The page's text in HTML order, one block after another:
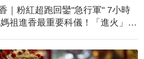
｜粉紅超跑回鑾"急行軍" 7小時
祖進香最重要科儀！「進火」儀